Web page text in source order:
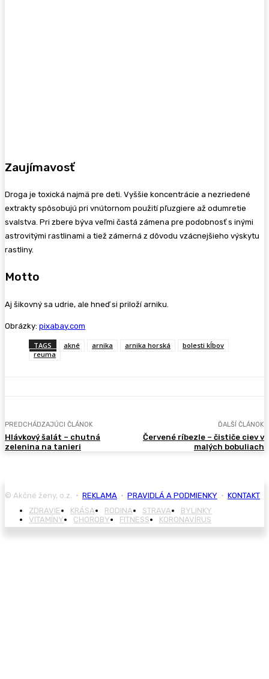
Zaujímavosť
Droga je toxická najmä pre deti. Vyššie koncentrácie a nezriedené
extrakty spôsobujú pri vnútornom použití pľuzgiere až odumretie
svalstva. Pri zbere býva veľmi častá zámena pre podobnosť s inými
astrovitými rastlinami a tiež zámerná z dôvodu vzácnejšieho výskytu
rastliny.
Motto
Aj šikovný sa udrie, ale hneď si priloží arniku.
Obrázky: pixabay.com
TAGS akné arnika arnika horská
bolesti kĺbov
reuma
PREDCHÁDZAJÚCI ČLÁNOK
Hlávkový šalát – chutná
zelenina na tanieri
ĎALŠÍ ČLÁNOK
Červené ríbezle – čističe ciev v
malých bobuliach
© Akčné ženy, o.z. • REKLAMA • PRAVIDLÁ A PODMIENKY • KONTAKT
ZDRAVIE
KRÁSA RODINA STRAVA
BYLINKY
VITAMÍNY
CHOROBY FITNESS KORONAVÍRUS